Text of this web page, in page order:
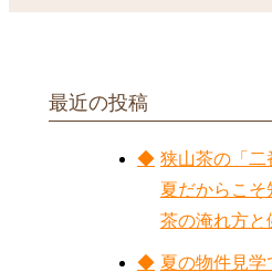
最近の投稿
狭山茶の「二
夏だからこ
茶の淹れ方と
夏の物件見